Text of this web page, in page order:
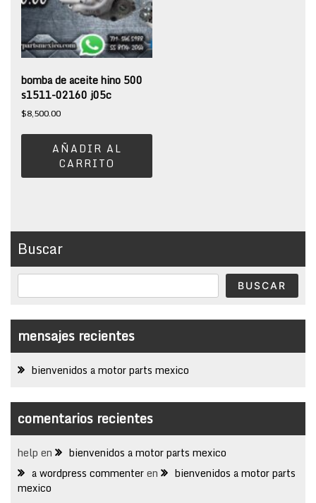
bomba de aceite hino 500
s1511-02160 j05c
$8,500.00
AÑADIR AL
CARRITO
Buscar
BUSCAR
mensajes recientes
bienvenidos a motor parts mexico
comentarios recientes
help en
bienvenidos a motor parts mexico
a wordpress commenteren
bienvenidos a motor parts
mexico